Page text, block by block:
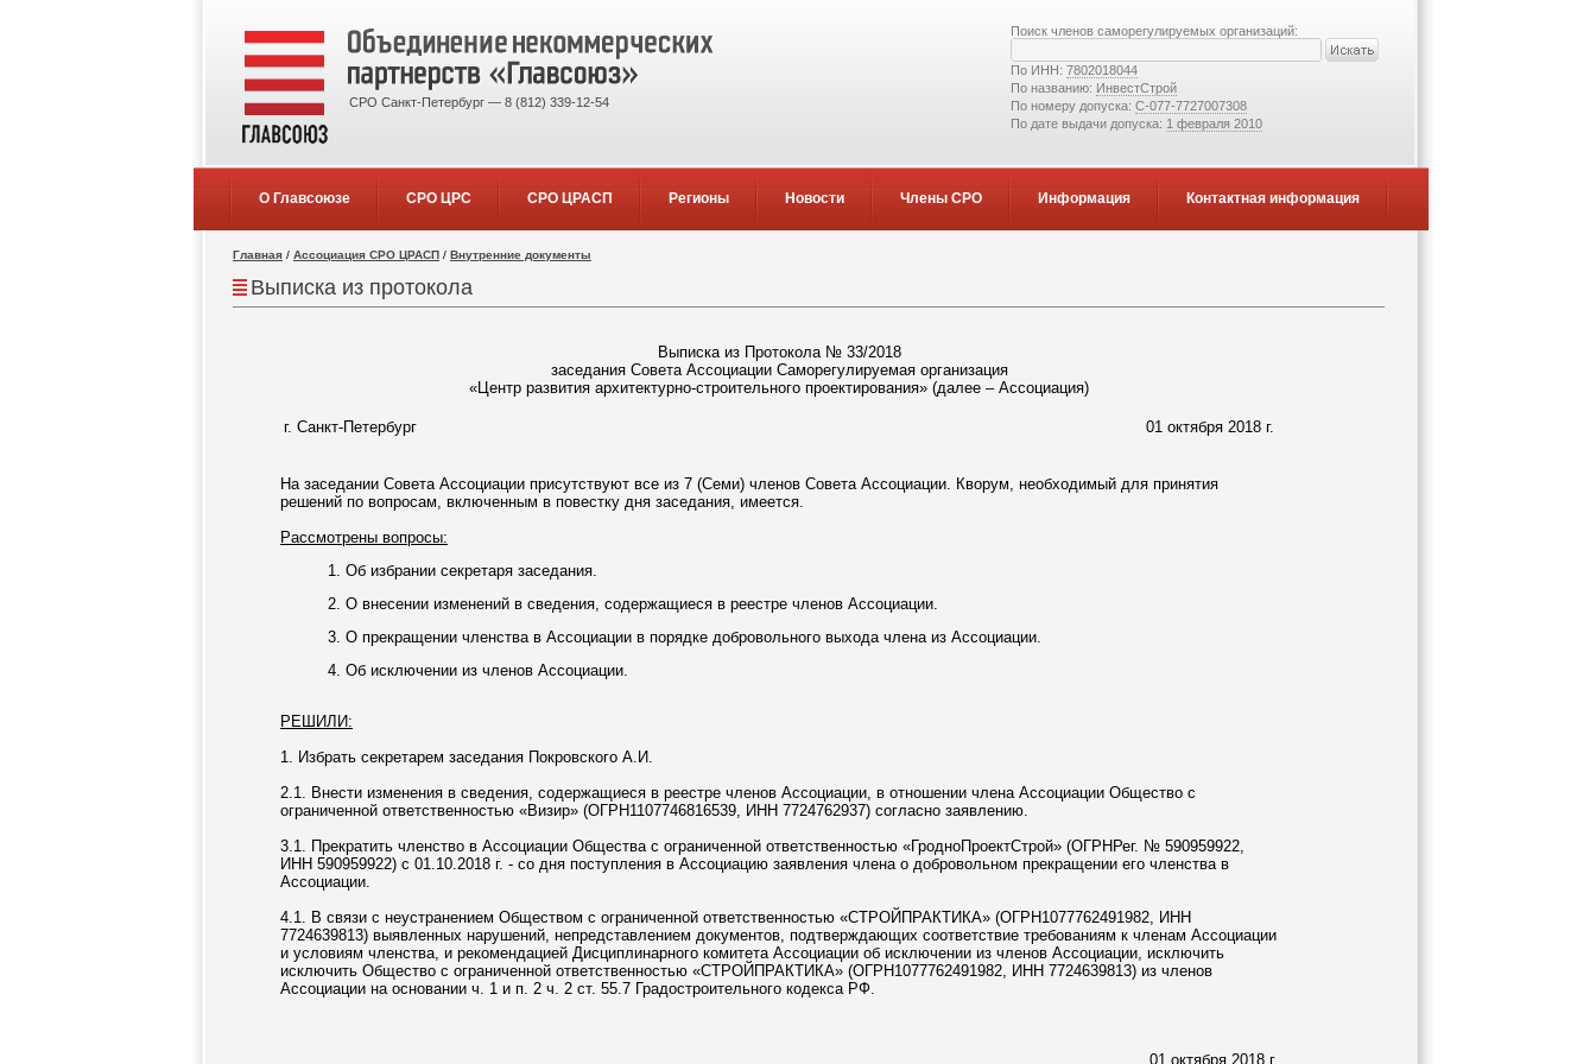
СРО Санкт-Петербург — 8 (812) 339-12-54
Поиск членов саморегулируемых организаций:
По ИНН: 7802018044
По названию: ИнвестСтрой
По номеру допуска: С-077-7727007308
По дате выдачи допуска: 1 февраля 2010
О Главсоюзе СРО ЦРС СРО ЦРАСП Регионы Новости Члены СРО Информация Контактная информация
Главная / Ассоциация СРО ЦРАСП / Внутренние документы
Выписка из протокола
Выписка из Протокола № 33/2018
заседания Совета Ассоциации Саморегулируемая организация
«Центр развития архитектурно-строительного проектирования» (далее – Ассоциация)
г. Санкт-Петербург 01 октября 2018 г.
На заседании Совета Ассоциации присутствуют все из 7 (Семи) членов Совета Ассоциации. Кворум, необходимый для принятия
решений по вопросам, включенным в повестку дня заседания, имеется.
Рассмотрены вопросы:
1. Об избрании секретаря заседания.
2. О внесении изменений в сведения, содержащиеся в реестре членов Ассоциации.
3. О прекращении членства в Ассоциации в порядке добровольного выхода члена из Ассоциации.
4. Об исключении из членов Ассоциации.
РЕШИЛИ:
1. Избрать секретарем заседания Покровского А.И.
2.1. Внести изменения в сведения, содержащиеся в реестре членов Ассоциации, в отношении члена Ассоциации Общество с
ограниченной ответственностью «Визир» (ОГРН1107746816539, ИНН 7724762937) согласно заявлению.
3.1. Прекратить членство в Ассоциации Общества с ограниченной ответственностью «ГродноПроектСтрой» (ОГРНРег. № 590959922,
ИНН 590959922) с 01.10.2018 г. - со дня поступления в Ассоциацию заявления члена о добровольном прекращении его членства в
Ассоциации.
4.1. В связи с неустранением Обществом с ограниченной ответственностью «СТРОЙПРАКТИКА» (ОГРН1077762491982, ИНН
7724639813) выявленных нарушений, непредставлением документов, подтверждающих соответствие требованиям к членам Ассоциации
и условиям членства, и рекомендацией Дисциплинарного комитета Ассоциации об исключении из членов Ассоциации, исключить
исключить Общество с ограниченной ответственностью «СТРОЙПРАКТИКА» (ОГРН1077762491982, ИНН 7724639813) из членов
Ассоциации на основании ч. 1 и п. 2 ч. 2 ст. 55.7 Градостроительного кодекса РФ.
01 октября 2018 г.